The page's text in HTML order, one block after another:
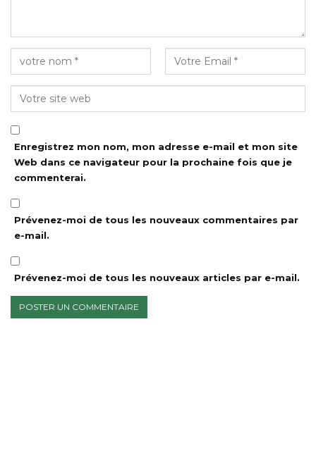
Enregistrez mon nom, mon adresse e-mail et mon site
Web dans ce navigateur pour la prochaine fois que je
commenterai.
Prévenez-moi de tous les nouveaux commentaires par
e-mail.
Prévenez-moi de tous les nouveaux articles par e-mail.